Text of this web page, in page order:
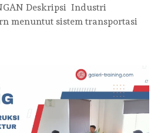
Deskripsi Industri
menuntut sistem transportasi